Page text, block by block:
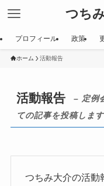
つち
プロフィール 政策
ホーム 活動報告
活動報告
– 定例
ての記事を投稿しま
つちみ大介の活動